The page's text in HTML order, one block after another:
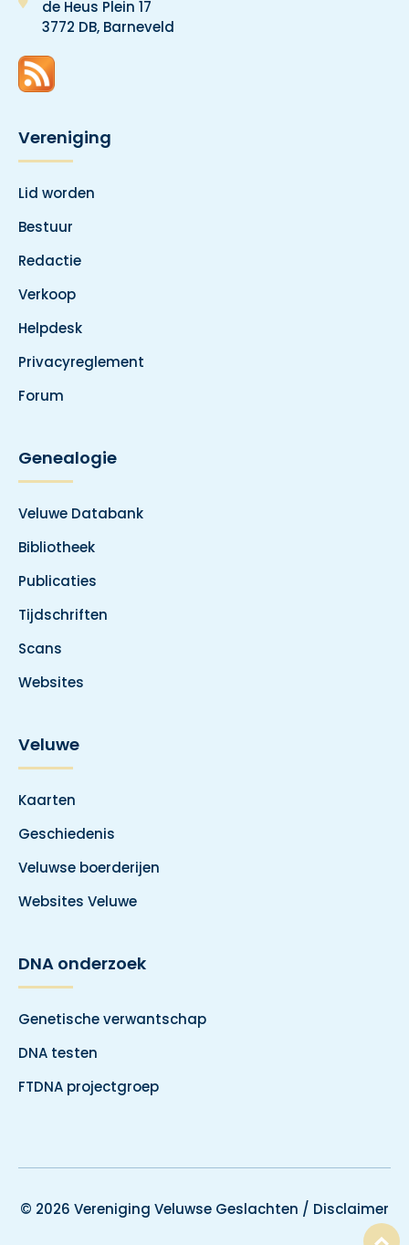
de Heus Plein 17
3772 DB, Barneveld
Vereniging
Lid worden
Bestuur
Redactie
Verkoop
Helpdesk
Privacyreglement
Forum
Genealogie
Veluwe Databank
Bibliotheek
Publicaties
Tijdschriften
Scans
Websites
Veluwe
Kaarten
Geschiedenis
Veluwse boerderijen
Websites Veluwe
DNA onderzoek
Genetische verwantschap
DNA testen
FTDNA projectgroep
© 2026 Vereniging Veluwse Geslachten / Disclaimer